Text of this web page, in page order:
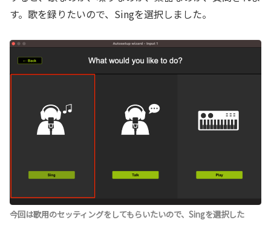
す。歌を録りたいので、Singを選択しました。
今回は歌用のセッティングをしてもらいたいので、Singを選択した